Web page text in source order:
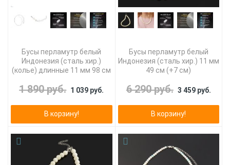
Бусы перламутр белый
Индонезия (сталь хир.)
(колье) длинные 11 мм 98 см
1 890 руб. 1 039 руб.
В корзину!
Бусы перламутр белый
Индонезия (сталь хир.) 11 мм
49 см (+7 см)
6 290 руб. 3 459 руб.
В корзину!